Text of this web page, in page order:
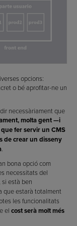
opcions:
o bé aprofitar-ne un
necessàriament que
molta gent —i
fer servir un CMS
de crear un disseny
.
bona opció com
necessitats del
, si està ben
que estarà totalment
les funcionalitats
el cost serà molt més